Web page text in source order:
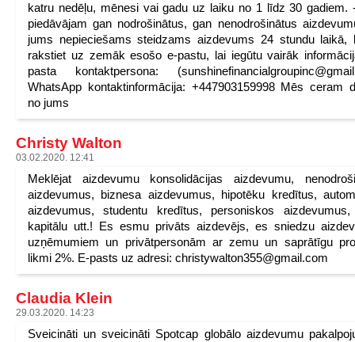
katru nedēļu, mēnesi vai gadu uz laiku no 1 līdz 30 gadiem.
piedāvājam gan nodrošinātus, gan nenodrošinātus
jums nepieciešams steidzams aizdevums 24 stundu laikā,
rakstiet uz zemāk esošo e-pastu, lai iegūtu vairāk
pasta kontaktpersona:
WhatsApp kontaktinformācija: +447903159998 Mēs ceram
no jums
Christy Walton
03.02.2020. 12:41
Meklējat aizdevumu konsolidācijas aizdevumu,
aizdevumus, biznesa aizdevumus, hipotēku kredītus,
aizdevumus, studentu kredītus, personiskos
kapitālu utt.! Es esmu privāts aizdevējs, es sniedzu
uzņēmumiem un privātpersonām ar zemu un saprātīgu
likmi 2%. E-pasts uz adresi: christywalton355@gmail.com
Claudia Klein
29.03.2020. 14:23
Sveicināti un sveicināti Spotcap globālo aizdevumu